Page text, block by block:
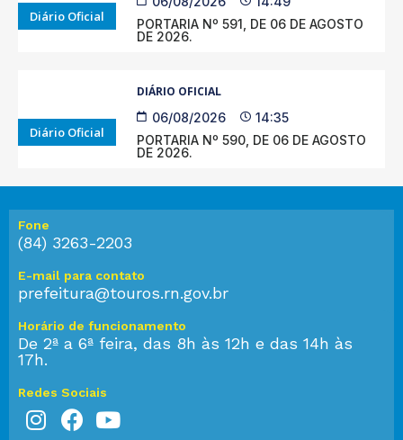
Diário Oficial
PORTARIA Nº 591, DE 06 DE AGOSTO
DE 2026.
Diário Oficial
DIÁRIO OFICIAL
06/08/2026
14:35
PORTARIA Nº 590, DE 06 DE AGOSTO
DE 2026.
Fone
(84) 3263-2203
E-mail para contato
prefeitura@touros.rn.gov.br
Horário de funcionamento
De 2ª a 6ª feira, das 8h às 12h e das 14h às
17h.
Redes Sociais